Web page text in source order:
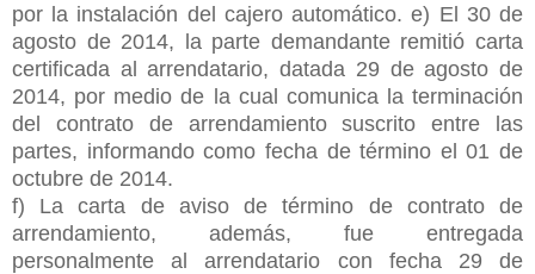
por la instalación del cajero automático. e) El 30 de
agosto de 2014, la parte demandante remitió carta
certificada al arrendatario, datada 29 de agosto de
2014, por medio de la cual comunica la terminación
del contrato de arrendamiento suscrito entre las
partes, informando como fecha de término el 01 de
octubre de 2014.
f) La carta de aviso de término de contrato de
arrendamiento, además, fue entregada
personalmente al arrendatario con fecha 29 de